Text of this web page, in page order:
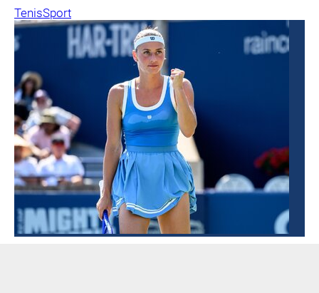
TenisSport